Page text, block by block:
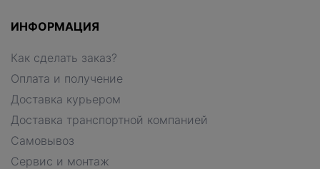
ИНФОРМАЦИЯ
Как сделать заказ?
Оплата и получение
Доставка курьером
Доставка транспортной компанией
Самовывоз
Сервис и монтаж